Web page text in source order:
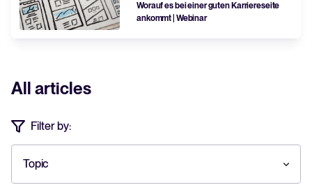
Worauf es bei einer guten Karriereseite
ankommt | Webinar
All articles
Filter by:
Topic